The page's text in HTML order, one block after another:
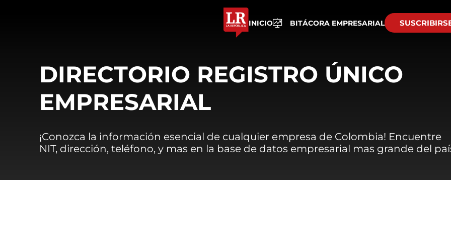
INICIO BITÁCORA EMPRESARIAL
DIRECTORIO REGISTRO ÚNICO
EMPRESARIAL
¡Conozca la información esencial de cualquier empresa de Colombia! Encuentre
NIT, dirección, teléfono, y mas en la base de datos empresarial mas grande del